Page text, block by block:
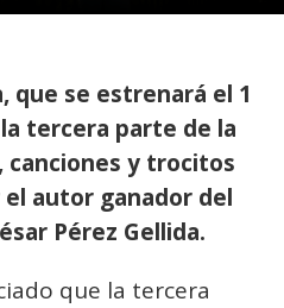
que se estrenará el 1
tercera parte de la
canciones y trocitos
autor ganador del
Pérez Gellida.
que la tercera